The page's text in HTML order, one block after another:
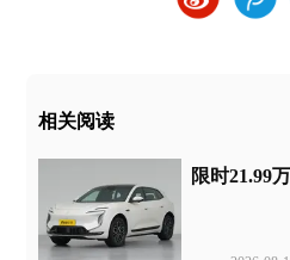
相关阅读
限时21.99